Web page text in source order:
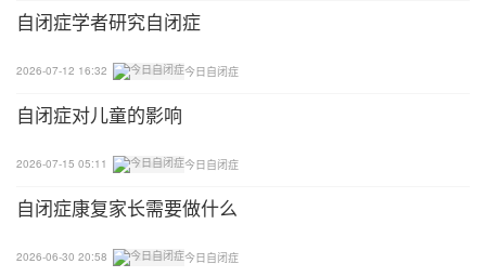
对每一位学生关爱有加，更是为学生的未来发展开辟
开办了聋儿语训班、盲人中医按摩班、智力障碍职高
班、视障中专班、听障职高班和孤独症培训班，使各
作。
此外，苏富梅还带着老师们到全国各大高校和其他兄
弟学校取经，改革学校课程设置和办学目标。从200
自闭症学者研究自闭症
2026-07-12 16:32 今日自闭症
自闭症对儿童的影响
2026-07-15 05:11 今日自闭症
自闭症康复家长需要做什么
2026-06-30 20:58 今日自闭症